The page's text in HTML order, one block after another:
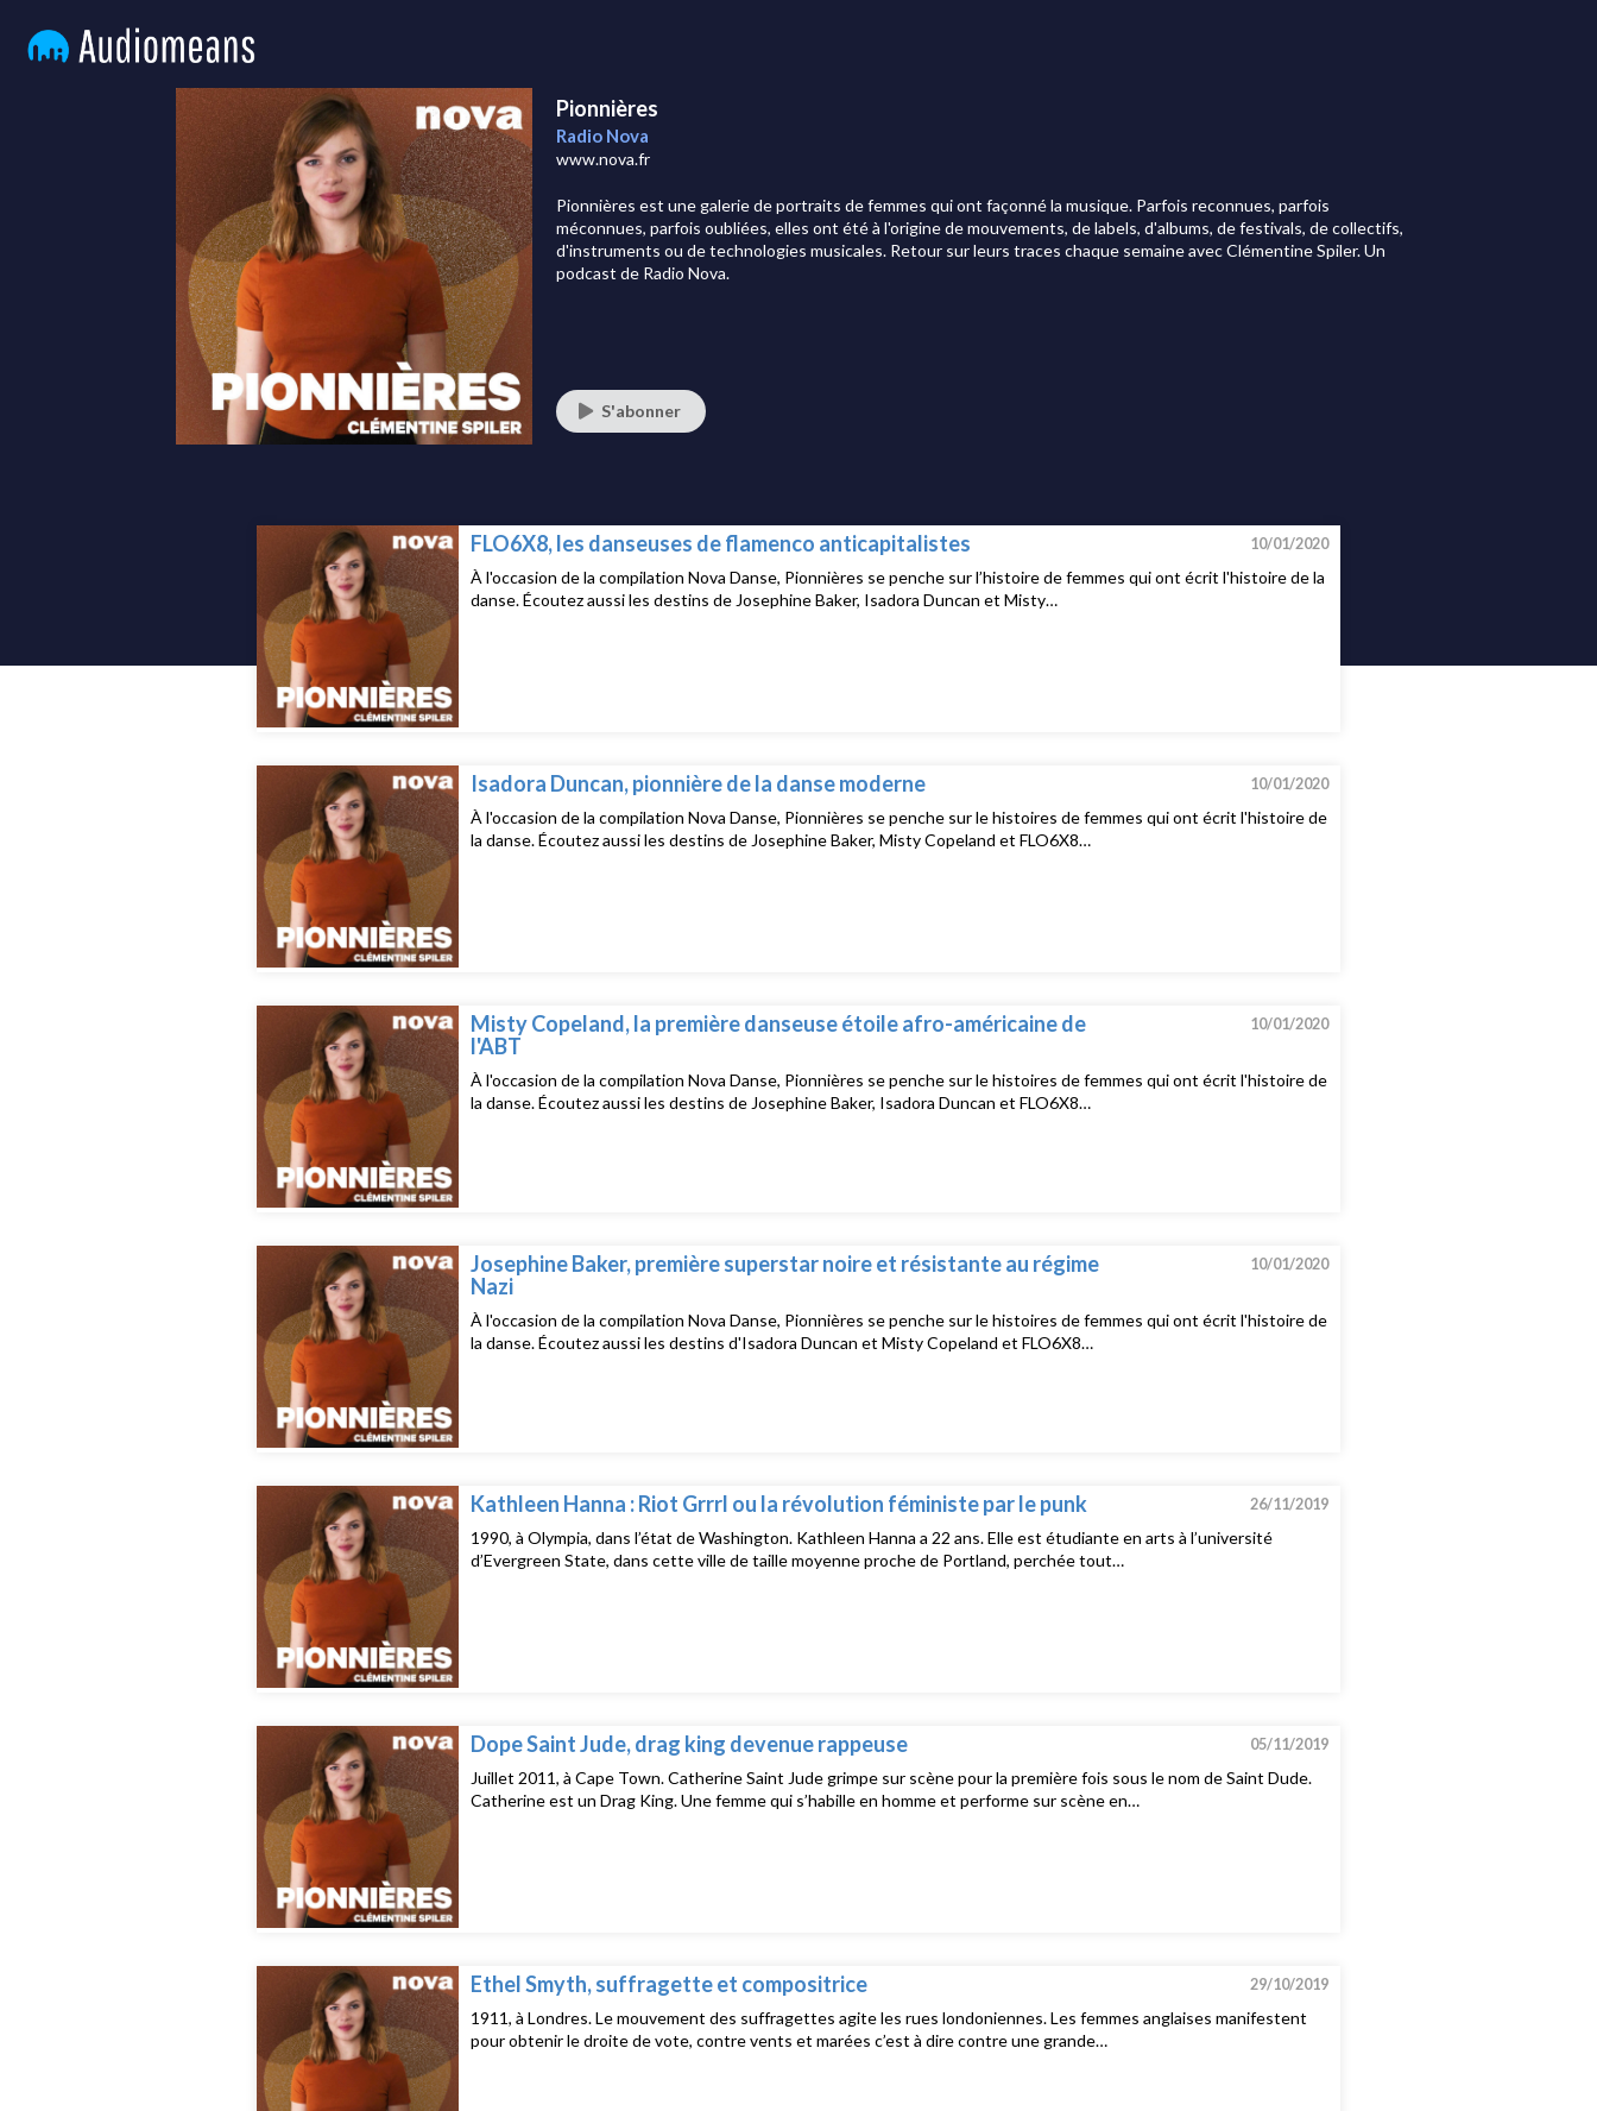
Pionnières
Radio Nova
www.nova.fr
Pionnières est une galerie de portraits de femmes qui ont façonné la musique. Parfois reconnues, parfois
méconnues, parfois oubliées, elles ont été à l'origine de mouvements, de labels, d'albums, de festivals, de collectifs,
d'instruments ou de technologies musicales. Retour sur leurs traces chaque semaine avec Clémentine Spiler. Un
podcast de Radio Nova.
S'abonner
FLO6X8, les danseuses de flamenco anticapitalistes 10/01/2020
À l'occasion de la compilation Nova Danse, Pionnières se penche sur l’histoire de femmes qui ont écrit l'histoire de la
danse. Écoutez aussi les destins de Josephine Baker, Isadora Duncan et Misty…
Isadora Duncan, pionnière de la danse moderne 10/01/2020
À l'occasion de la compilation Nova Danse, Pionnières se penche sur le histoires de femmes qui ont écrit l'histoire de
la danse. Écoutez aussi les destins de Josephine Baker, Misty Copeland et FLO6X8…
Misty Copeland, la première danseuse étoile afro-américaine de
l'ABT
10/01/2020
À l'occasion de la compilation Nova Danse, Pionnières se penche sur le histoires de femmes qui ont écrit l'histoire de
la danse. Écoutez aussi les destins de Josephine Baker, Isadora Duncan et FLO6X8…
Josephine Baker, première superstar noire et résistante au régime
Nazi
10/01/2020
À l'occasion de la compilation Nova Danse, Pionnières se penche sur le histoires de femmes qui ont écrit l'histoire de
la danse. Écoutez aussi les destins d'Isadora Duncan et Misty Copeland et FLO6X8…
Kathleen Hanna : Riot Grrrl ou la révolution féministe par le punk 26/11/2019
1990, à Olympia, dans l’état de Washington. Kathleen Hanna a 22 ans. Elle est étudiante en arts à l’université
d’Evergreen State, dans cette ville de taille moyenne proche de Portland, perchée tout…
Dope Saint Jude, drag king devenue rappeuse 05/11/2019
Juillet 2011, à Cape Town. Catherine Saint Jude grimpe sur scène pour la première fois sous le nom de Saint Dude.
Catherine est un Drag King. Une femme qui s’habille en homme et performe sur scène en…
Ethel Smyth, suffragette et compositrice 29/10/2019
1911, à Londres. Le mouvement des suffragettes agite les rues londoniennes. Les femmes anglaises manifestent
pour obtenir le droite de vote, contre vents et marées c’est à dire contre une grande…